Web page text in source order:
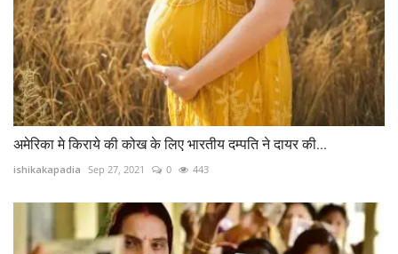
अमेरिका मे किराये की कोख के लिए भारतीय दम्पति ने दायर की...
ishikakapadia Sep 27, 2021 0 443